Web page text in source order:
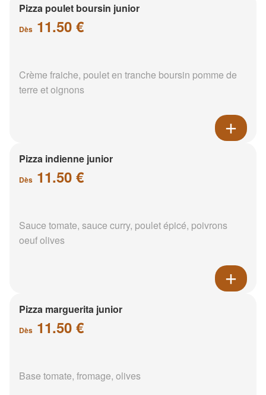
Pizza poulet boursin junior
Dès 11.50 €
Crème fraiche, poulet en tranche boursin pomme de
terre et oignons
Pizza indienne junior
Dès 11.50 €
Sauce tomate, sauce curry, poulet épicé, poivrons
oeuf olives
Pizza marguerita junior
Dès 11.50 €
Base tomate, fromage, olives